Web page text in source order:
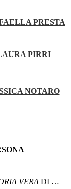
PRESTA
PIRRI
NOTARO
VERA DI …